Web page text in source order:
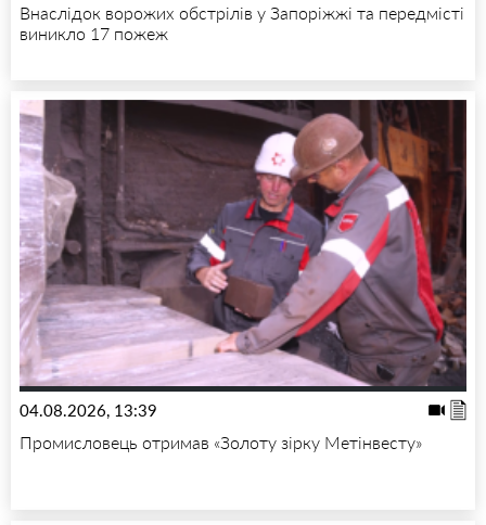
Внаслідок ворожих обстрілів у Запоріжжі та передмісті
виникло 17 пожеж
04.08.2026, 13:39
Промисловець отримав «Золоту зірку Метінвесту»